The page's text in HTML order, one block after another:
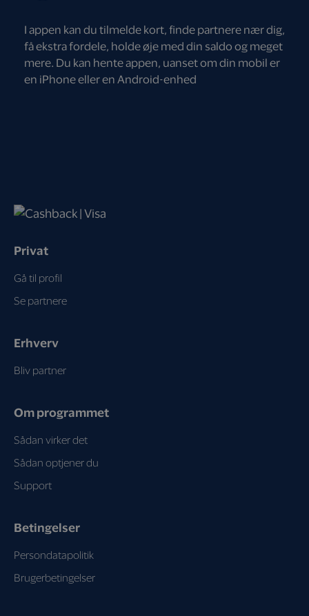
I appen kan du tilmelde kort, finde partnere nær dig,
få ekstra fordele, holde øje med din saldo og meget
mere. Du kan hente appen, uanset om din mobil er
en iPhone eller en Android-enhed
Privat
Gå til profil
Se partnere
Erhverv
Bliv partner
Om programmet
Sådan virker det
Sådan optjener du
Support
Betingelser
Persondatapolitik
Brugerbetingelser